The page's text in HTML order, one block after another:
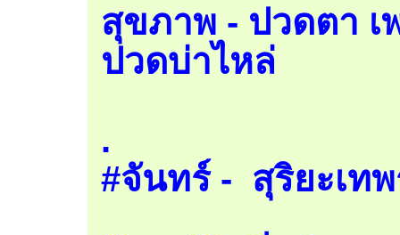
สุขภาพ - ปวดตา เ
ปวดบ่าไหล่
.
#จันทร์ - สุริยะเท